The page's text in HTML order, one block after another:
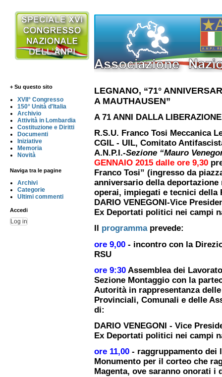
+ Su questo sito
XVII° Congresso
150° Unità d'Italia
Archivio
Attività in Lombardia
Costituzione e Diritti
Documenti
Iniziative
Memoria
Novità
Naviga tra le pagine
Archivi
Categorie
Ultimi commenti
Accedi
Log in
LEGNANO, “71°
A MAUTHAUSEN”
A 71 ANNI DALLA
R.S.U. Franco Tosi Meccanica
CGIL - UIL, Comitato
A.N.P.I.-Sezione “Mauro
GENNAIO 2015 dalle ore 9,30
Franco Tosi” (ingresso da
anniversario della
operai, impiegati e tecnici della
DARIO VENEGONI-Vice
Ex Deportati politici nei campi
programmaprevede:
ore 9,00 - incontro con la
RSU
ore 9:30 Assemblea dei
Sezione Montaggio con la
Autorità in rappresentanza
Provinciali, Comunali e delle
di:
DARIO VENEGONI - Vice
Ex Deportati politici nei campi
ore 11,00 - raggruppamento dei
Monumento per il corteo che
Magenta, ove saranno onorati i